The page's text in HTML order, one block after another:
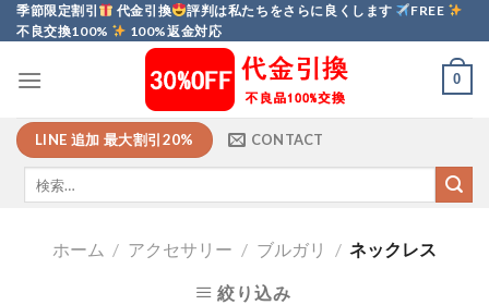
Skip
to
季節限定割引 代金引換 評判は私たちをさらに良くします
FREE
不良交換100%
100%返金対応
0
LINE 追加 最大割引20% CONTACT
ホーム / アクセサリー / ブルガリ / ネックレス
絞り込み